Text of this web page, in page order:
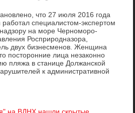
что 27 июля 2016 года
специалистом-экспертом
на море Черноморо-
Росприродназора,
двух бизнесменов. Женщина
посторонние лица незаконно
пляжа в станице Должанской
к административной